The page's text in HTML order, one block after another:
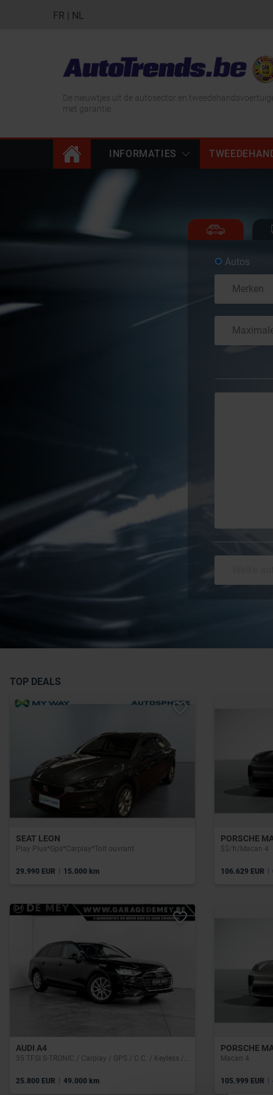
FR | NL
De nieuwtjes uit de autosector en
met garantie.
INFORMATIES
Autos
TOP DEALS
SEAT LEON
Play Plus*Gps*Carplay*Toit ouvrant
29.990 EUR | 15.000 km
PORSCHE
$$/fr/Macan 4
106.629 EUR |
AUDI A4
25.800 EUR | 49.000 km
PORSCHE
Macan 4
105.999 EUR |